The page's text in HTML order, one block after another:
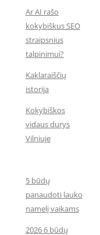
Ar AI rašo
kokybiškus SEO
straipsnius
talpinimui?
Kaklaraiščių
istorija
Kokybiškos
vidaus durys
Vilniuje
5 būdų
panaudoti lauko
namelį vaikams
2026 6 būdų